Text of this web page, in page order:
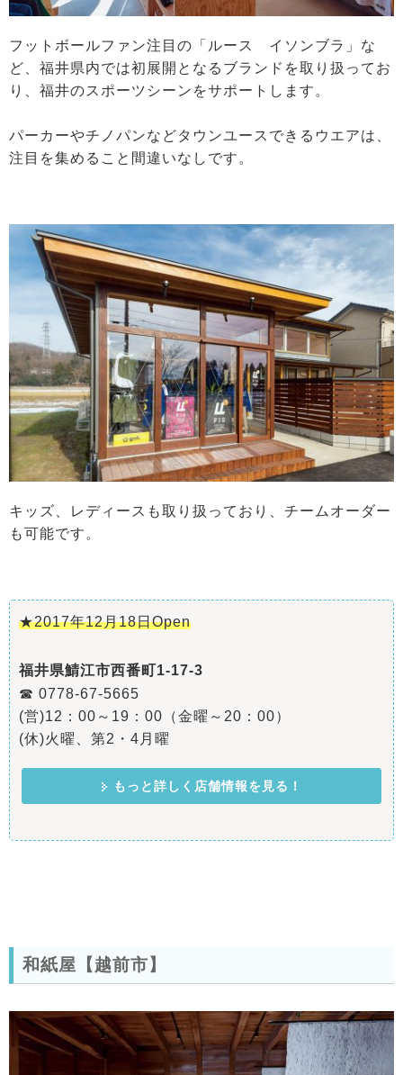
フットボールファン注目の「ルース イソンブラ」な
ど、福井県内では初展開となるブランドを取り扱ってお
り、福井のスポーツシーンをサポートします。
パーカーやチノパンなどタウンユースできるウエアは、
注目を集めること間違いなしです。
キッズ、レディースも取り扱っており、チームオーダー
も可能です。
★2017年12月18日Open
福井県鯖江市西番町1-17-3
☎ 0778-67-5665
(営)12：00～19：00（金曜～20：00）
(休)火曜、第2・4月曜
もっと詳しく店舗情報を見る！
和紙屋【越前市】